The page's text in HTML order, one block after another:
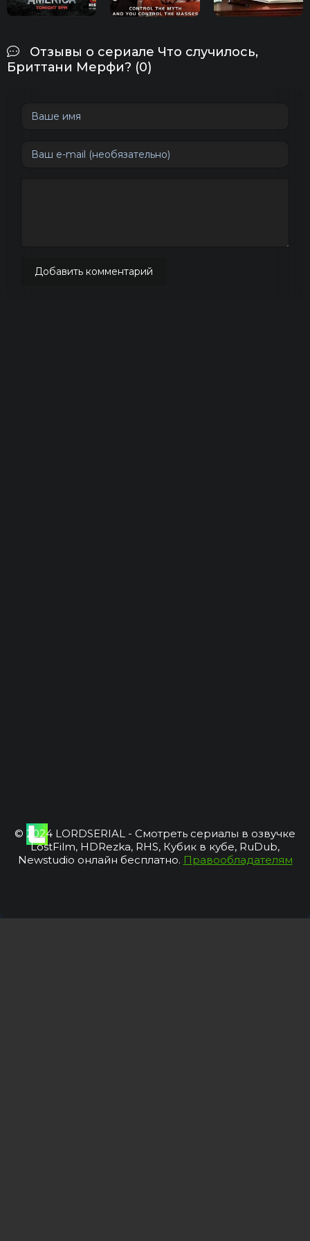
Отзывы о сериале Что случилось,
Бриттани Мерфи? (0)
Добавить комментарий
© 2024 LORDSERIAL - Смотреть сериалы в озвучке
LostFilm, HDRezka, RHS, Кубик в кубе, RuDub,
Newstudio онлайн бесплатно. Правообладателям